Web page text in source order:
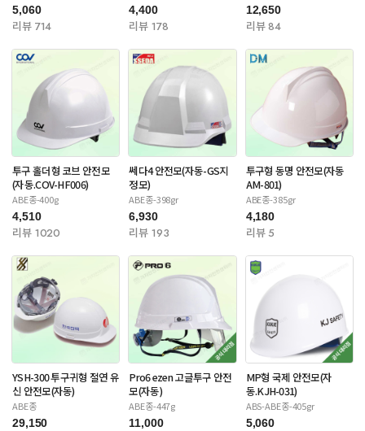
5,060
리뷰 714
4,400
리뷰 178
12,650
리뷰 84
투구 홀더형 코브 안전모
(자동.COV-HF006)
ABE종-400g
4,510
리뷰 1020
쎄다4 안전모(자동-GS지
정모)
ABE종-398gr
6,930
리뷰 193
투구형 동명 안전모(자동
AM-801)
ABE종-385gr
4,180
리뷰 5
YSH-300 투구귀형 절연 유
신 안전모(자동)
ABE종
29,150
Pro6 ezen 고글투구 안전
모(자동)
ABE종-447g
11,000
MP형 국제 안전모(자
동.KJH-031)
ABS-ABE종-405gr
5,060